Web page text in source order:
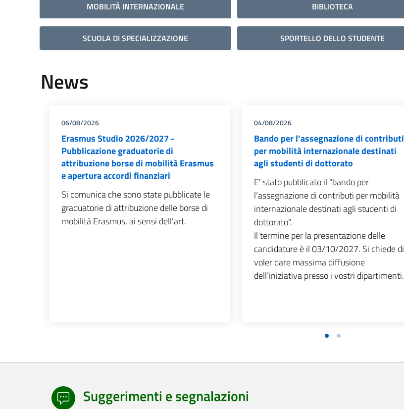
MOBILITÀ INTERNAZIONALE BIBLIOTECA
SCUOLA DI SPECIALIZZAZIONE SPORTELLO DELLO STUDENTE
News
06/08/2026
Erasmus Studio 2026/2027 -
Pubblicazione graduatorie di
attribuzione borse di mobilità Erasmus
e apertura accordi finanziari
Si comunica che sono state pubblicate le
graduatorie di attribuzione delle borse di
mobilità Erasmus, ai sensi dell’art.
04/08/2026
Bando per l’assegnazione di contributi
per mobilità internazionale destinati
agli studenti di dottorato
E' stato pubblicato il “bando per
l’assegnazione di contributi per mobilità
internazionale destinati agli studenti di
dottorato”.
Il termine per la presentazione delle
candidature è il 03/10/2027. Si chiede di
voler dare massima diffusione
dell’iniziativa presso i vostri dipartimenti.
Suggerimenti e segnalazioni